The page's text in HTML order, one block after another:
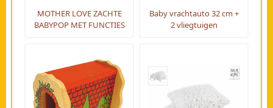
MOTHER LOVE ZACHTE
BABYPOP MET FUNCTIES
Baby vrachtauto 32 cm +
2 vliegtuigen